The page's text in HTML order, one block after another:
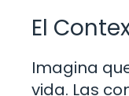
El
Imagina
vida. Las